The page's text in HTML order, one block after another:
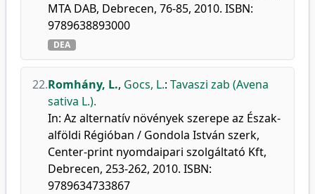
MTA DAB, Debrecen, 76-85, 2010. ISBN:
9789638893000
DEA
22.Romhány, L., Gocs, L.: Tavaszi zab (Avena
sativa L.).
In: Az alternatív növények szerepe az Észak-
alföldi Régióban / Gondola István szerk,
Center-print nyomdaipari szolgáltató Kft,
Debrecen, 253-262, 2010. ISBN:
9789634733867